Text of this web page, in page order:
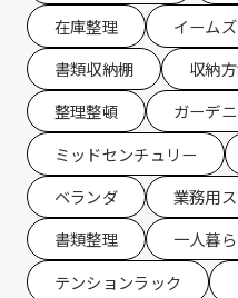
在庫整理
イームズ
書類収納棚
収納
整理整頓
ガーデ
ミッドセンチュリー
ベランダ
業務用
書類整理
一人暮
テンションラック